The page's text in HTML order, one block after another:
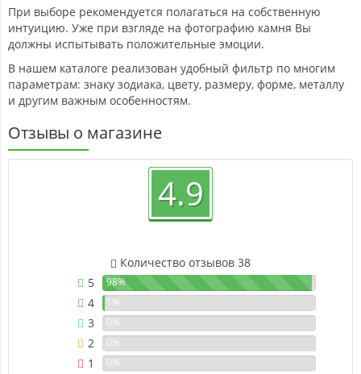
При выборе рекомендуется полагаться на собственную
интуицию. Уже при взгляде на фотографию камня Вы
должны испытывать положительные эмоции.
В нашем каталоге реализован удобный фильтр по многим
параметрам: знаку зодиака, цвету, размеру, форме, металлу
и другим важным особенностям.
Отзывы о магазине
4.9
Количество отзывов 38
5
98%
4 1%
3 0%
2 0%
1 0%